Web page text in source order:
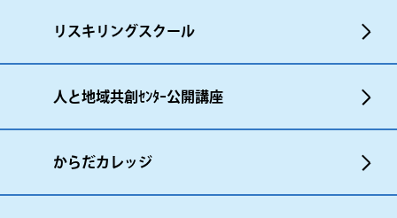
リスキリングスクール
人と地域共創ｾﾝﾀｰ公開講座
からだカレッジ